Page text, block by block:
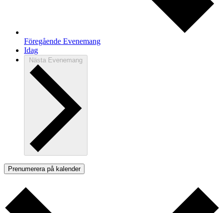
Föregående Evenemang
Idag
Nästa Evenemang
Prenumerera på kalender